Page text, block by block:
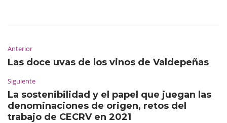
Anterior
Las doce uvas de los vinos de Valdepeñas
Siguiente
La sostenibilidad y el papel que juegan las
denominaciones de origen, retos del
trabajo de CECRV en 2021